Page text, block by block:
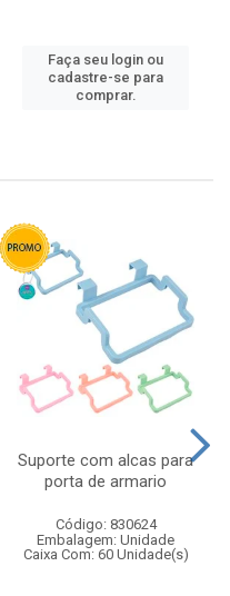
Faça seu login ou
cadastre-se para
comprar.
Suporte com alcas para
porta de armario
Código: 830624
Embalagem: Unidade
Caixa Com: 60 Unidade(s)